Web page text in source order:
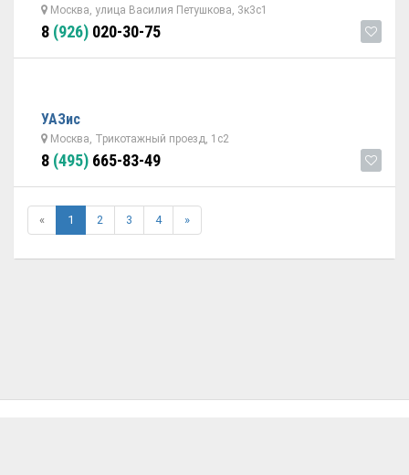
Москва, улица Василия Петушкова, 3к3с1
8 (926) 020-30-75
УАЗис
Москва, Трикотажный проезд, 1с2
8 (495) 665-83-49
« 1 2 3 4 »